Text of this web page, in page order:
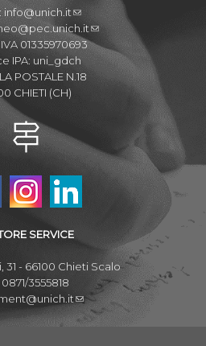
info@unich.it
01335970693
IPA: uni_gdch
POSTALE N.18
CHIETI (CH)
SERVICE
31 - 66100 Chieti Scalo
0871/3555818
Campus Chieti